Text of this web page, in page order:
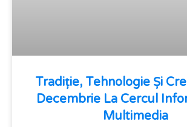
Tradiție, Tehnologie Și
Decembrie La Cercul
Multimedia